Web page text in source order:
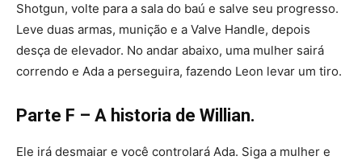
Shotgun, volte para a sala do baú e salve seu progresso.
Leve duas armas, munição e a Valve Handle, depois
desça de elevador. No andar abaixo, uma mulher sairá
correndo e Ada a perseguira, fazendo Leon levar um tiro.
Parte F – A historia de Willian.
Ele irá desmaiar e você controlará Ada. Siga a mulher e